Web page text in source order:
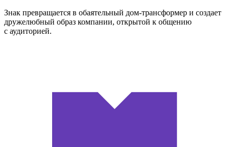
Знак превращается в обаятельный дом-трансформер и создает
дружелюбный образ компании, открытой к общению
с аудиторией.